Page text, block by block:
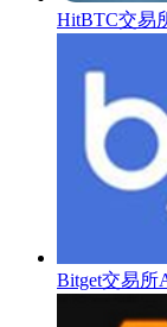
HitBTC交易
Bitget交易所